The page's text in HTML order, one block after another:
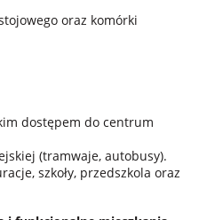
oraz komórki
dostępem do centrum
(tramwaje, autobusy).
szkoły, przedszkola oraz